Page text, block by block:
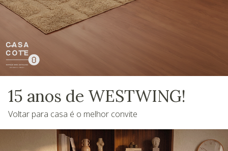
15 anos de WESTWING!
Voltar para casa é o melhor convite